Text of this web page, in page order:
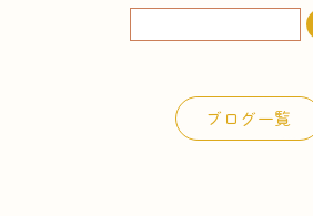
ブログ一覧